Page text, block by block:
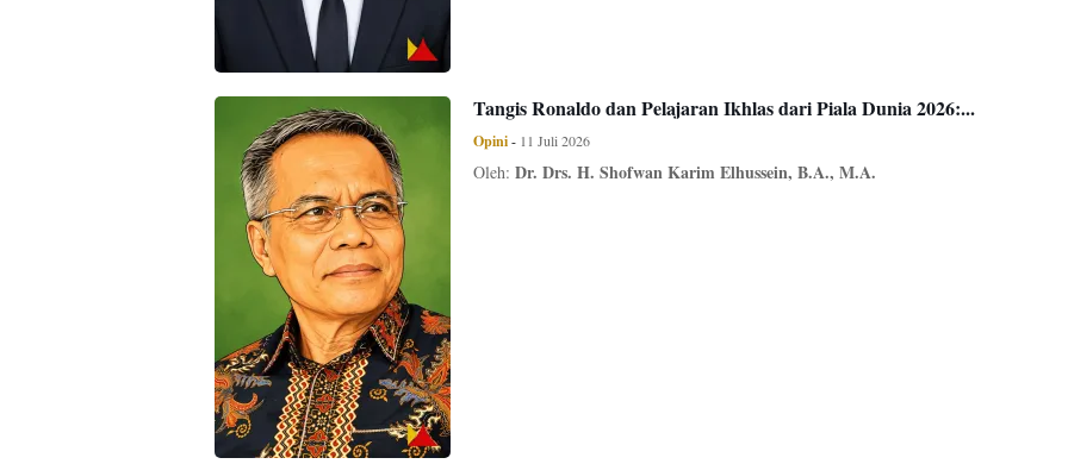
Tangis Ronaldo dan Pelajaran Ikhlas dari Piala Dunia 2026:...
Opini- 11 Juli 2026
Oleh:Dr. Drs. H. Shofwan Karim Elhussein, B.A., M.A.